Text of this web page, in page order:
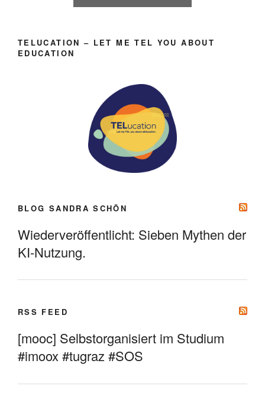
TELUCATION – LET ME TEL YOU ABOUT
EDUCATION
BLOG SANDRA SCHÖN
Wiederveröffentlicht: Sieben Mythen der
KI-Nutzung.
RSS FEED
[mooc] Selbstorganisiert im Studium
#imoox #tugraz #SOS